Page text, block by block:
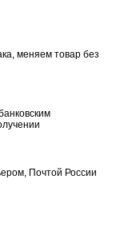
меняем товар без
Почтой России